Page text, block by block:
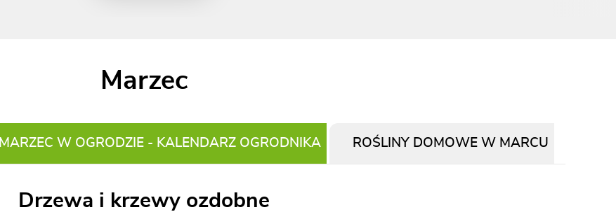
Marzec
MARZEC W OGRODZIE - KALENDARZ OGRODNIKA ROŚLINY DOMOWE W MARCU
Drzewa i krzewy ozdobne